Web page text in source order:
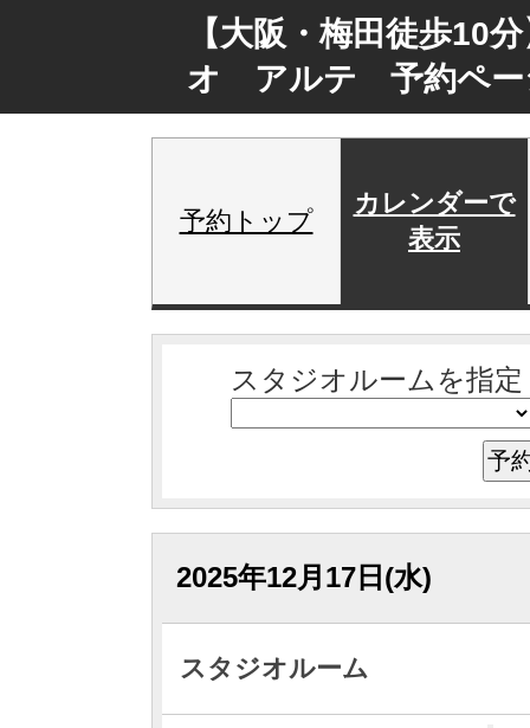
【大阪・梅田徒歩10
オ アルテ 予約ペー
予約トップ
カレンダーで
表示
スタジオルームを指
2025年12月17日(水)
スタジオルーム